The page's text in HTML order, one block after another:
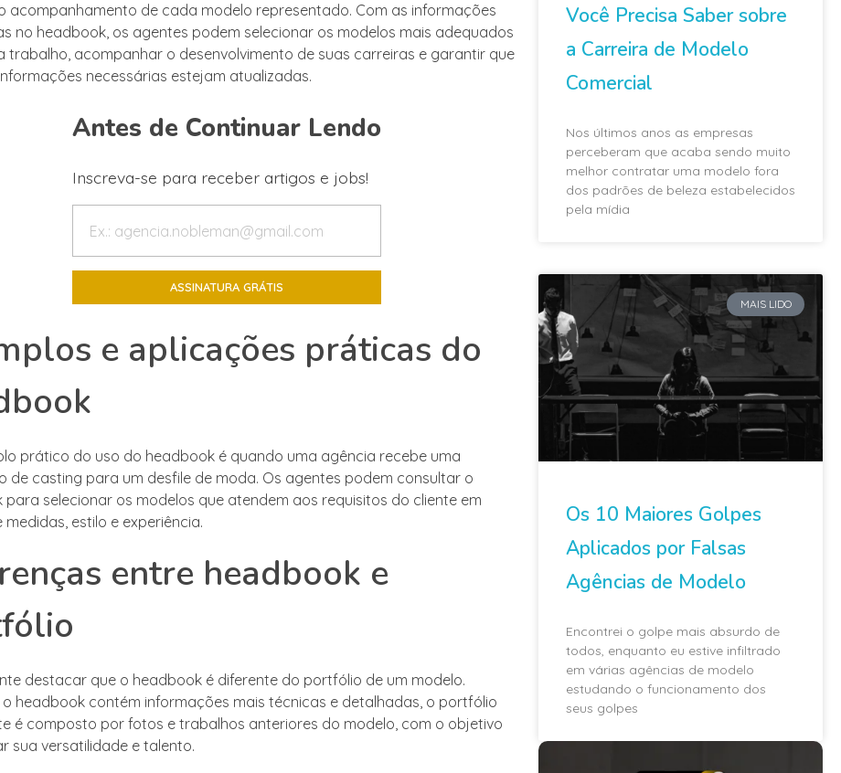
acompanhamento de cada modelo representado. Com as informações
no headbook, os agentes podem selecionar os modelos mais adequados
trabalho, acompanhar o desenvolvimento de suas carreiras e garantir que
necessárias estejam atualizadas.
Antes de Continuar Lendo
Inscreva-se para receber artigos e jobs!
e aplicações práticas do
prático do uso do headbook é quando uma agência recebe uma
de casting para um desfile de moda. Os agentes podem consultar o
para selecionar os modelos que atendem aos requisitos do cliente em
estilo e experiência.
entre headbook e
destacar que o headbook é diferente do portfólio de um modelo.
o headbook contém informações mais técnicas e detalhadas, o portfólio
é composto por fotos e trabalhos anteriores do modelo, com o objetivo
sua versatilidade e talento.
Você Precisa Saber sobre
a Carreira de Modelo
Comercial
Nos últimos anos as empresas
perceberam que acaba sendo muito
melhor contratar uma modelo fora
dos padrões de beleza estabelecidos
pela mídia
MAIS LIDO
Os 10 Maiores Golpes
Aplicados por Falsas
Agências de Modelo
Encontrei o golpe mais absurdo de
todos, enquanto eu estive infiltrado
em várias agências de modelo
estudando o funcionamento dos
seus golpes